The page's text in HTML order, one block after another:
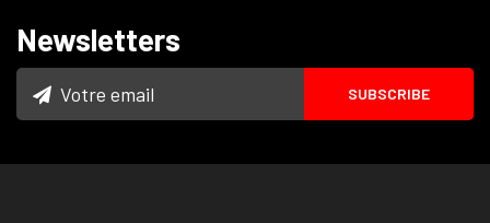
Newsletters